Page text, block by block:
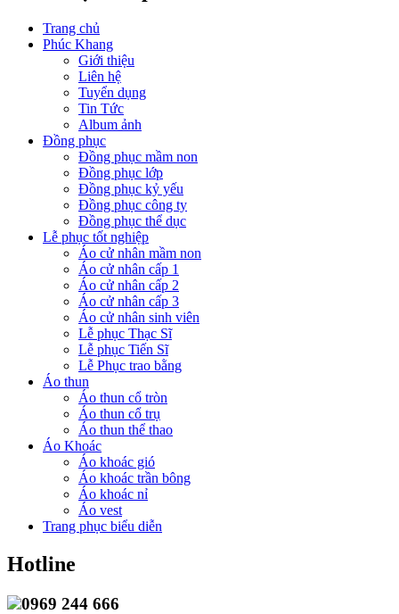
Trang chủ
Phúc Khang
Giới thiệu
Liên hệ
Tuyển dụng
Tin Tức
Album ảnh
Đồng phục
Đồng phục mầm non
Đồng phục lớp
Đồng phục kỷ yếu
Đồng phục công ty
Đồng phục thể dục
Lễ phục tốt nghiệp
Áo cử nhân mầm non
Áo cử nhân cấp 1
Áo cử nhân cấp 2
Áo cử nhân cấp 3
Áo cử nhân sinh viên
Lễ phục Thạc Sĩ
Lễ phục Tiến Sĩ
Lễ Phục trao bằng
Áo thun
Áo thun cổ tròn
Áo thun cổ trụ
Áo thun thể thao
Áo Khoác
Áo khoác gió
Áo khoác trần bông
Áo khoác nỉ
Áo vest
Trang phục biểu diễn
Hotline
0969 244 666